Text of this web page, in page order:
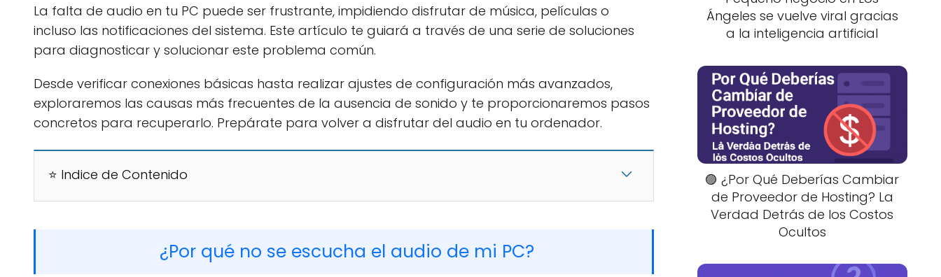
La falta de audio en tu PC puede ser frustrante, impidiendo disfrutar de música, películas o
incluso las notificaciones del sistema. Este artículo te guiará a través de una serie de soluciones
para diagnosticar y solucionar este problema común.
Desde verificar conexiones básicas hasta realizar ajustes de configuración más avanzados,
exploraremos las causas más frecuentes de la ausencia de sonido y te proporcionaremos pasos
concretos para recuperarlo. Prepárate para volver a disfrutar del audio en tu ordenador.
⭐ Indice de Contenido
¿Por qué no se escucha el audio de mi PC?
Ángeles se vuelve viral gracias
a la inteligencia artificial
🟣 ¿Por Qué Deberías Cambiar
de Proveedor de Hosting? La
Verdad Detrás de los Costos
Ocultos